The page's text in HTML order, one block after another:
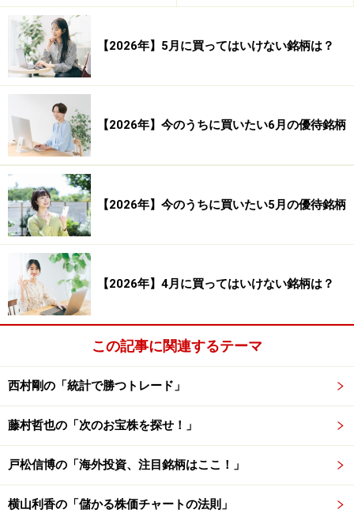
勝ち数： 13 回
負け数： 4 回
引き分け数： 1 回
合計損益（率）： 52.12 ％ 平均損益（率）： 2.90
％
合計利益（率）： 86.37 ％ 平均利益（率）： 6.64
％
合計損失（率）： -34.25 ％ 平均損失（率）：
-8.56 ％
プロフィット・ファクター（合計利益÷合計損失）：
2.522
平均保持日数： 47.56 日
検証結果を見てみると、勝率は76.47％、1トレードあた
りの平均損益は2.90％です。勝率が高く平均損益もプラ
スとなっていることから、良好な成績といえるでしょ
しておくことで、高値掴みして損失を被るリスクが低く
なるでしょう。
【2026年】5月に買ってはいけない銘柄は？
【2026年】今のうちに買いたい6月の優待銘柄
【2026年】今のうちに買いたい5月の優待銘柄
【2026年】4月に買ってはいけない銘柄は？
この記事に関連するテーマ
西村剛の「統計で勝つトレード」
藤村哲也の「次のお宝株を探せ！」
戸松信博の「海外投資、注目銘柄はここ！」
横山利香の「儲かる株価チャートの法則」